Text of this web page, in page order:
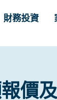
財務投資
價